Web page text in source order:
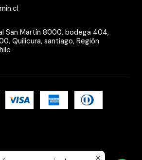
San Martín 8000, bodega 404,
Quilicura, santiago, Región